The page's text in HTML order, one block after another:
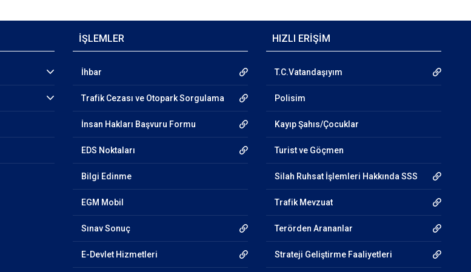
İŞLEMLER
İhbar
Trafik Cezası ve Otopark Sorgulama
İnsan Hakları Başvuru Formu
EDS Noktaları
Bilgi Edinme
EGM Mobil
Sınav Sonuç
E-Devlet Hizmetleri
HIZLI ERİŞİM
T.C.Vatandaşıyım
Polisim
Kayıp Şahıs/Çocuklar
Turist ve Göçmen
Silah Ruhsat İşlemleri Hakkında SSS
Trafik Mevzuat
Terörden Arananlar
Strateji Geliştirme Faaliyetleri